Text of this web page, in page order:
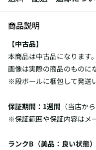
商品説明
【中古品】
本商品は中古品になります。
画像は実際の商品のものに
※段ボールに梱包して発送
保証期間：1週間 （当店か
※保証範囲や保証内容はメ
ランクB（美品：良い状態）